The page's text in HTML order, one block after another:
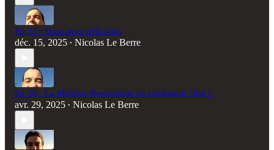
Ep 21 : Vous avez déjà tout.
déc. 15, 2025 • Nicolas Le Berre
Ep 20 : La Maîtrise Personnelle en seulement 5mn !
avr. 29, 2025 • Nicolas Le Berre